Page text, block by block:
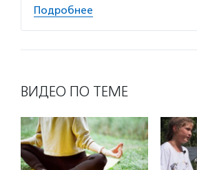
Подробнее
ВИДЕО ПО ТЕМЕ